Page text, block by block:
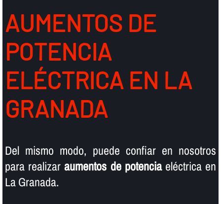
AUMENTOS DE
POTENCIA
ELÉCTRICA EN LA
GRANADA
Del mismo modo, puede confiar en nosotros
para realizaraumentos de potenciaeléctrica en
La Granada.